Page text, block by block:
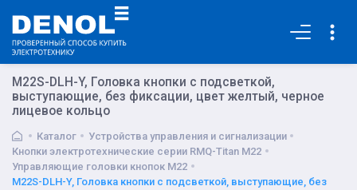
M22S-DLH-Y, Головка кнопки с подсветкой,
выступающие, без фиксации, цвет желтый, черное
лицевое кольцо
Каталог
Устройства управления и сигнализации
Кнопки электротехнические серии RMQ-Titan M22
Управляющие головки кнопок M22
M22S-DLH-Y, Головка кнопки с подсветкой, выступающие, без